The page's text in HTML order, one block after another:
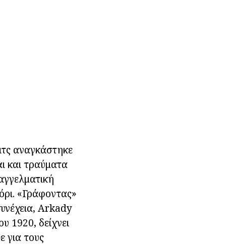
αναγκάστηκε
και τραύματα
«Γράφοντας»
Arkady
1920, δείχνει
τους